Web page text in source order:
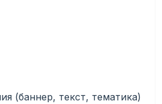
(баннер, текст, тематика)